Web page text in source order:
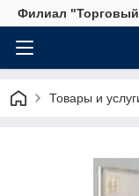
Филиал
Товары и